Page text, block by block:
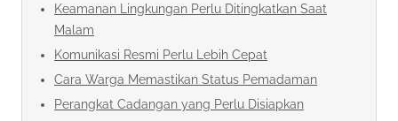
Keamanan Lingkungan Perlu Ditingkatkan Saat
Malam
Komunikasi Resmi Perlu Lebih Cepat
Cara Warga Memastikan Status Pemadaman
Perangkat Cadangan yang Perlu Disiapkan